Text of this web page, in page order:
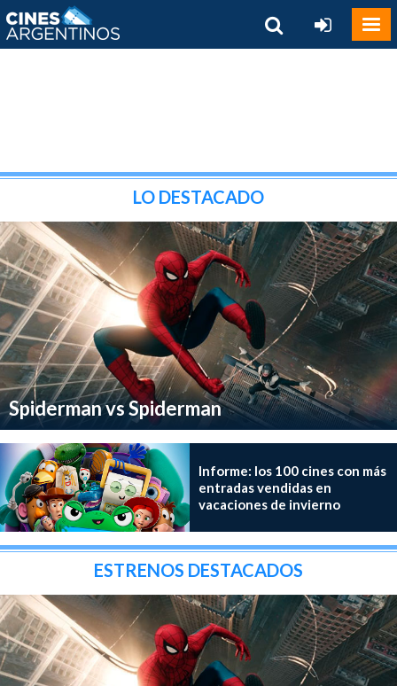
LO DESTACADO
Spiderman vs Spiderman
Informe: los 100 cines con más
entradas vendidas en
vacaciones de invierno
ESTRENOS DESTACADOS